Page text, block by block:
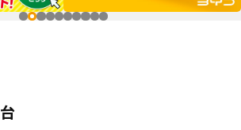
台